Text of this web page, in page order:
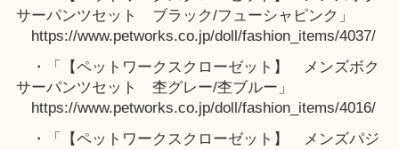
サーパンツセット ブラック/フューシャピンク」
https://www.petworks.co.jp/doll/fashion_items/4037/
・「【ペットワークスクローゼット】 メンズボク
サーパンツセット 杢グレー/杢ブルー」
https://www.petworks.co.jp/doll/fashion_items/4016/
・「【ペットワークスクローゼット】 メンズパジ